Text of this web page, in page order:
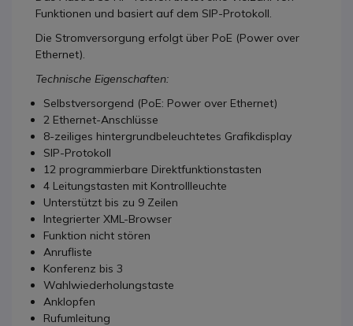
Funktionen und basiert auf dem SIP-Protokoll.
Die Stromversorgung erfolgt über PoE (Power over
Ethernet).
Technische Eigenschaften:
Selbstversorgend (PoE: Power over Ethernet)
2 Ethernet-Anschlüsse
8-zeiliges hintergrundbeleuchtetes Grafikdisplay
SIP-Protokoll
12 programmierbare Direktfunktionstasten
4 Leitungstasten mit Kontrollleuchte
Unterstützt bis zu 9 Zeilen
Integrierter XML-Browser
Funktion nicht stören
Anrufliste
Konferenz bis 3
Wahlwiederholungstaste
Anklopfen
Rufumleitung